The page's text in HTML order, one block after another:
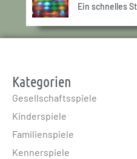
Ein schnelles
Kategorien
Gesellschaftsspiele
Kinderspiele
Familienspiele
Kennerspiele